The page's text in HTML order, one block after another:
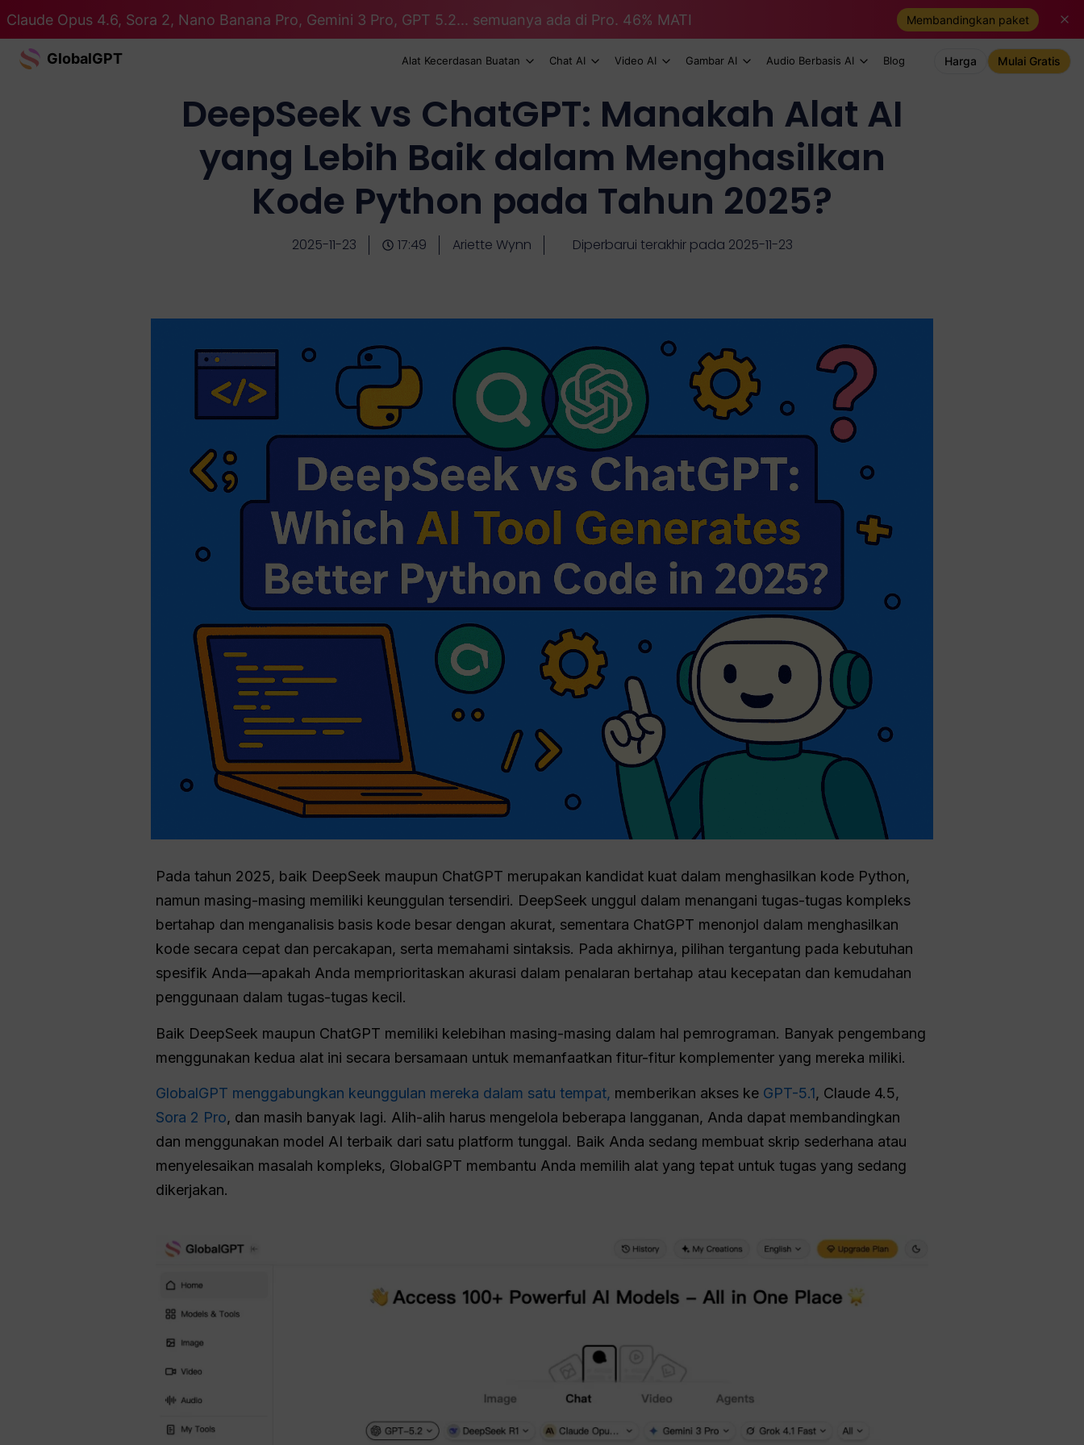
Claude Opus 4.6, Sora 2, Nano Banana Pro, Gemini 3 Pro, GPT 5.2... semuanya ada di Pro. 46% MATI Membandingkan paket
GlobalGPT Alat Kecerdasan Buatan Chat AI Video AI Gambar AI Audio Berbasis AI Blog Harga Mulai Gratis
DeepSeek vs ChatGPT: Manakah Alat AI
yang Lebih Baik dalam Menghasilkan
Kode Python pada Tahun 2025?
2025-11-23 17:49 Ariette Wynn Diperbarui terakhir pada 2025-11-23
Pada tahun 2025, baik DeepSeek maupun ChatGPT merupakan kandidat kuat dalam menghasilkan kode Python,
namun masing-masing memiliki keunggulan tersendiri. DeepSeek unggul dalam menangani tugas-tugas kompleks
bertahap dan menganalisis basis kode besar dengan akurat, sementara ChatGPT menonjol dalam menghasilkan
kode secara cepat dan percakapan, serta memahami sintaksis. Pada akhirnya, pilihan tergantung pada kebutuhan
spesifik Anda—apakah Anda memprioritaskan akurasi dalam penalaran bertahap atau kecepatan dan kemudahan
penggunaan dalam tugas-tugas kecil.
Baik DeepSeek maupun ChatGPT memiliki kelebihan masing-masing dalam hal pemrograman. Banyak pengembang
menggunakan kedua alat ini secara bersamaan untuk memanfaatkan fitur-fitur komplementer yang mereka miliki.
GlobalGPT menggabungkan keunggulan mereka dalam satu tempat, memberikan akses ke GPT-5.1, Claude 4.5,
Sora 2 Pro, dan masih banyak lagi. Alih-alih harus mengelola beberapa langganan, Anda dapat membandingkan
dan menggunakan model AI terbaik dari satu platform tunggal. Baik Anda sedang membuat skrip sederhana atau
menyelesaikan masalah kompleks, GlobalGPT membantu Anda memilih alat yang tepat untuk tugas yang sedang
dikerjakan.